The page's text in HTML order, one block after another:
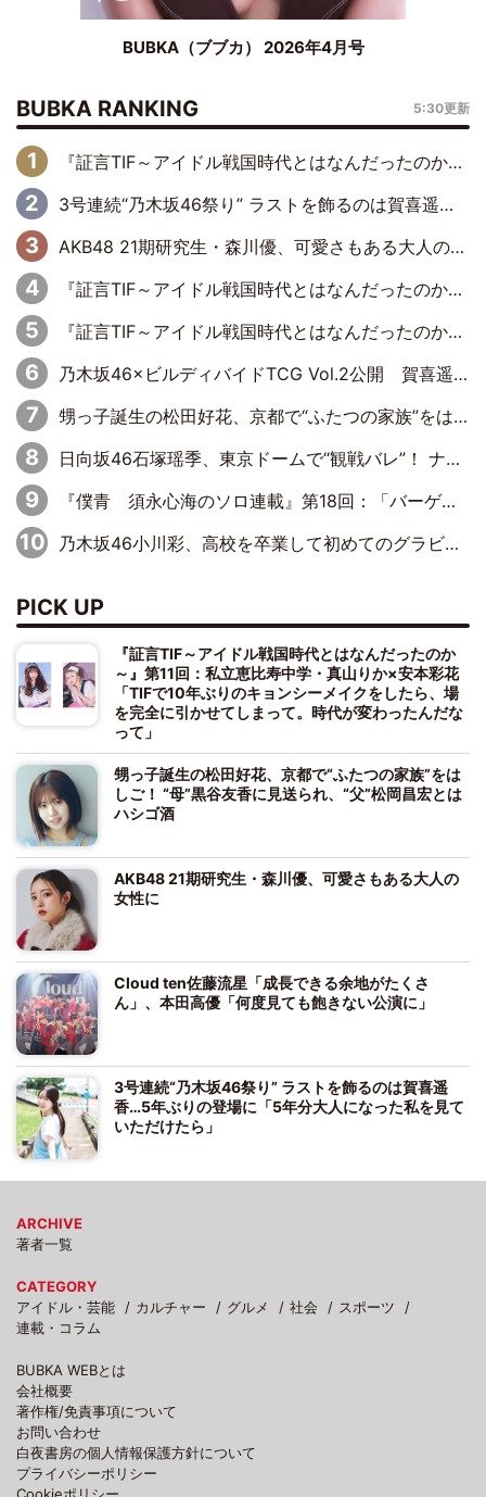
BUBKA（ブブカ） 2026年4月号
BUBKA RANKING 5:30更新
『証言TIF～アイドル戦国時代とはなんだったのか～』第6回：でんぱ組.inc・古川未鈴×相沢梨紗「『ハロプロやりたかったな』って言ったら、夢眠ねむさんに『てめえはでんぱ組．incなんだよ！』って肩パンされて(笑)」
3号連続“乃木坂46祭り” ラストを飾るのは賀喜遥香…5年ぶりの登場に「5年分大人になった私を見ていただけたら」
AKB48 21期研究生・森川優、可愛さもある大人の女性に
『証言TIF～アイドル戦国時代とはなんだったのか～』第11回：私立恵比寿中学・真山りか×安本彩花「TIFで10年ぶりのキョンシーメイクをしたら、場を完全に引かせてしまって。時代が変わったんだなって」
『証言TIF～アイドル戦国時代とはなんだったのか～』第10回：さくら学院・武藤彩未×飯田らうら「正直、中3で辞めるというのを信じてなくて。そう言われてはいたけど、嘘でしょって」
乃木坂46×ビルディバイドTCG Vol.2公開 賀喜遥香＆田村真佑が『京まふ』ステージに登壇
甥っ子誕生の松田好花、京都で“ふたつの家族”をはしご！ “母”黒谷友香に見送られ、“父”松岡昌宏とはハシゴ酒
日向坂46石塚瑶季、東京ドームで“観戦バレ”！ ナイツ・塙も認めた「巨人に詳しすぎるアイドル」は元VENUSスクール生で杉内コーチ推し⁉
『僕青 須永心海のソロ連載』第18回：「バーゲンセールハンターみうな inしまむら」編
乃木坂46小川彩、高校を卒業して初めてのグラビア「大人になった感じがしました(笑)」
PICK UP
『証言TIF～アイドル戦国時代とはなんだったのか
～』第11回：私立恵比寿中学・真山りか×安本彩花
「TIFで10年ぶりのキョンシーメイクをしたら、場
を完全に引かせてしまって。時代が変わったんだな
って」
甥っ子誕生の松田好花、京都で“ふたつの家族”をは
しご！ “母”黒谷友香に見送られ、“父”松岡昌宏とは
ハシゴ酒
AKB48 21期研究生・森川優、可愛さもある大人の
女性に
Cloud ten佐藤流星「成長できる余地がたくさ
ん」、本田高優「何度見ても飽きない公演に」
3号連続“乃木坂46祭り” ラストを飾るのは賀喜遥
香…5年ぶりの登場に「5年分大人になった私を見て
いただけたら」
ARCHIVE
著者一覧
CATEGORY
アイドル・芸能
カルチャー グルメ 社会
スポーツ
連載・コラム
BUBKA WEBとは
会社概要
著作権/免責事項について
お問い合わせ
白夜書房の個人情報保護方針について
プライバシーポリシー